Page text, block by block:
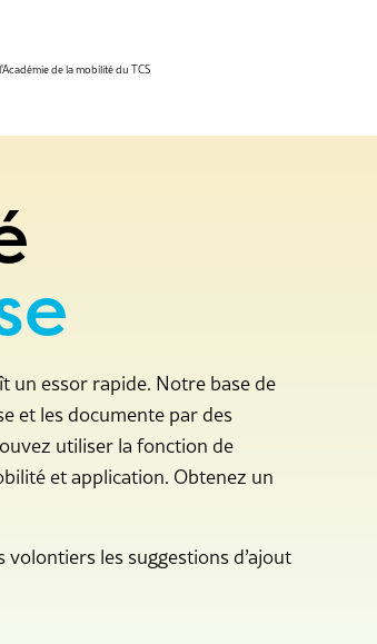
de la mobilité du TCS
un essor rapide. Notre base de
et les documente par des
utiliser la fonction de
et application. Obtenez un
volontiers les suggestions d’ajout